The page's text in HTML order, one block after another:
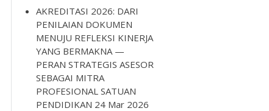
AKREDITASI 2026: DARI
PENILAIAN DOKUMEN
MENUJU REFLEKSI KINERJA
YANG BERMAKNA —
PERAN STRATEGIS ASESOR
SEBAGAI MITRA
PROFESIONAL SATUAN
PENDIDIKAN 24 Mar 2026